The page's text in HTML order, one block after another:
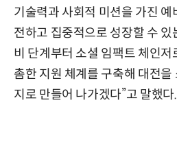
기술력과 사회적 미션을 가진
전하고 집중적으로 성장할 수 있
비 단계부터 소셜 임팩트 체인
촘한 지원 체계를 구축해 대전을
지로 만들어 나가겠다”고 말했다.